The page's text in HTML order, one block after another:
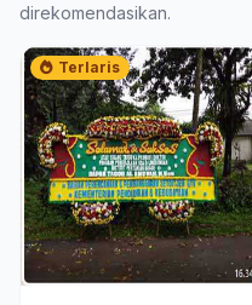
direkomendasikan.
Terlaris